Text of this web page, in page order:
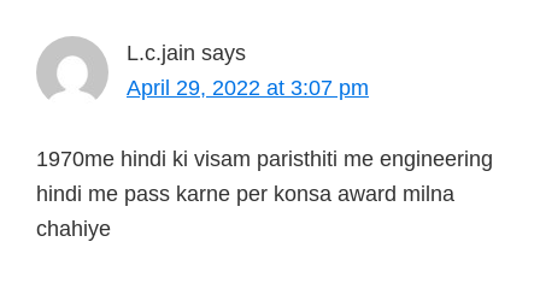
L.c.jain says
April 29, 2022 at 3:07 pm
1970me hindi ki visam paristhiti me engineering
hindi me pass karne per konsa award milna
chahiye